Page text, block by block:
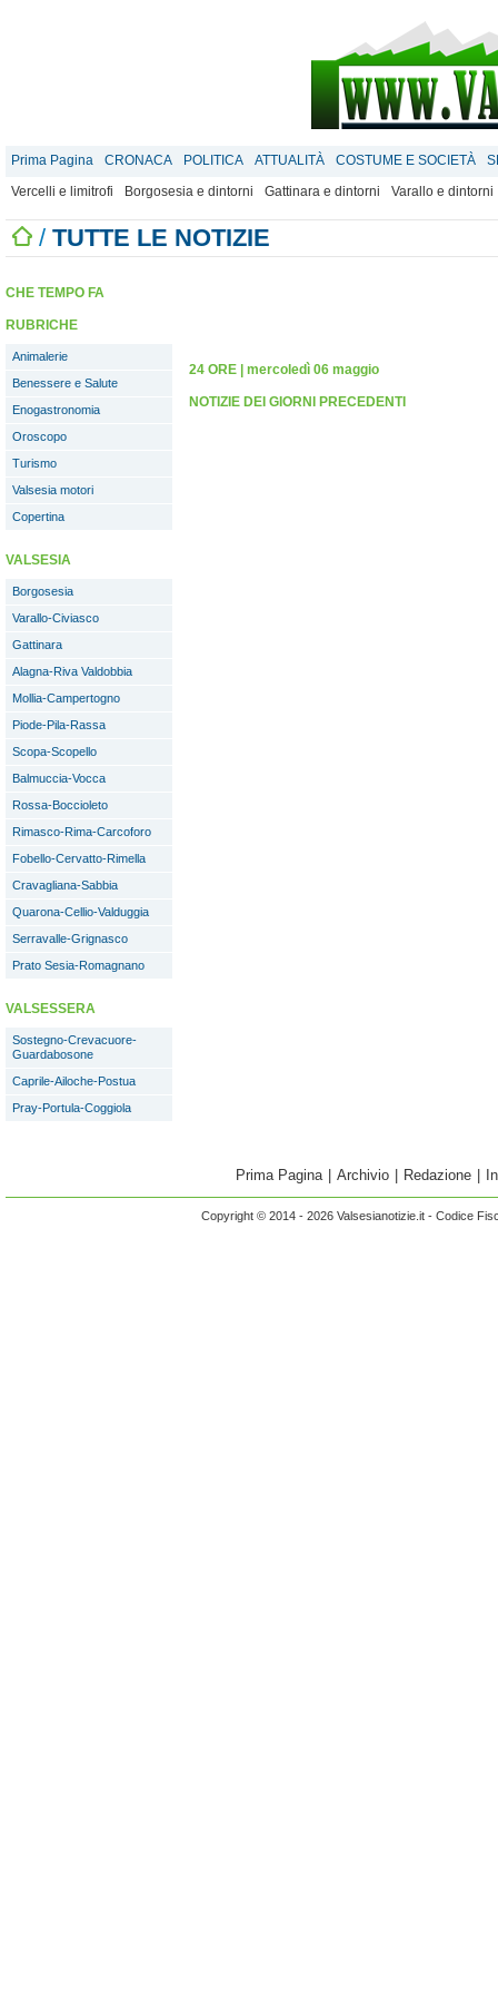
Prima Pagina CRONACA POLITICA ATTUALITÀ COSTUME E SOCIETÀ
Vercelli e limitrofi
Borgosesia e dintorni Gattinara e dintorni Varallo e dintorni
/ TUTTE LE NOTIZIE
CHE TEMPO FA
RUBRICHE
Animalerie
Benessere e Salute
Enogastronomia
Oroscopo
Turismo
Valsesia motori
Copertina
VALSESIA
Borgosesia
Varallo-Civiasco
Gattinara
Alagna-Riva Valdobbia
Mollia-Campertogno
Piode-Pila-Rassa
Scopa-Scopello
Balmuccia-Vocca
Rossa-Boccioleto
Rimasco-Rima-Carcoforo
Fobello-Cervatto-Rimella
Cravagliana-Sabbia
Quarona-Cellio-Valduggia
Serravalle-Grignasco
Prato Sesia-Romagnano
VALSESSERA
Sostegno-Crevacuore-
Guardabosone
Caprile-Ailoche-Postua
Pray-Portula-Coggiola
24 ORE mercoledì 06 maggio
NOTIZIE DEI GIORNI PRECEDENTI
Prima Pagina Archivio Redazione
Copyright © 2014 - 2026 Valsesianotizie.it - Codice